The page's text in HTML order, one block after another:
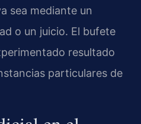
sea mediante un
o un juicio. El bufete
resultado
particulares de